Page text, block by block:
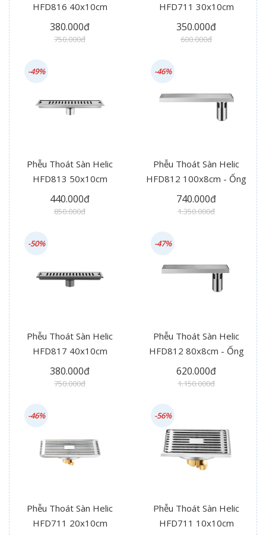
HFD816 40x10cm
380.000đ
750.000đ
HFD711 30x10cm
350.000đ
600.000đ
Phễu Thoát Sàn Helic
HFD813 50x10cm
440.000đ
850.000đ
-49%
Phễu Thoát Sàn Helic
HFD812 100x8cm - Ống
Thoát Hông
740.000đ
1.350.000đ
-46%
Phễu Thoát Sàn Helic
HFD817 40x10cm
380.000đ
750.000đ
-50%
Phễu Thoát Sàn Helic
HFD812 80x8cm - Ống
Thoát Hông
620.000đ
1.150.000đ
-47%
Phễu Thoát Sàn Helic
HFD711 20x10cm
-46%
Phễu Thoát Sàn Helic
HFD711 10x10cm
-56%